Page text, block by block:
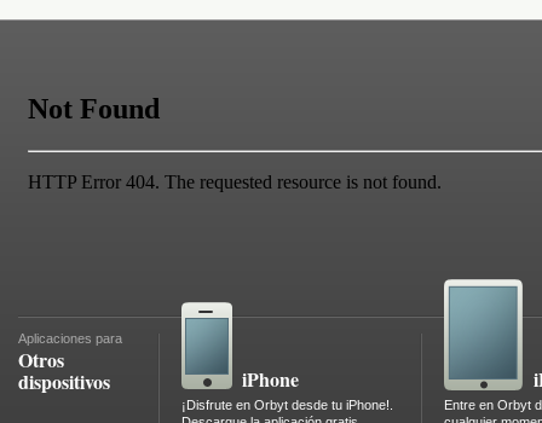
Aplicaciones para
Otros
dispositivos iPhone
¡Disfrute en Orbyt desde tu iPhone!.
Entre en Orbyt